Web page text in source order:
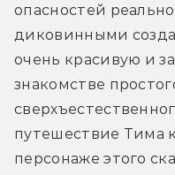
опасностей
диковинными
очень красивую и
знакомстве
путешествие Тима
персонаже этого